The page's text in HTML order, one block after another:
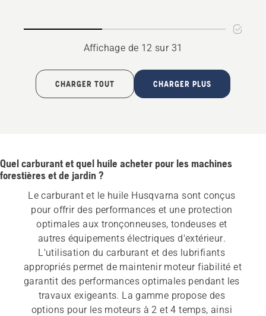
GUARD
BIO
Affichage de 12 sur 31
CHARGER TOUT CHARGER PLUS
Quel carburant et quel huile acheter pour les machines
forestières et de jardin ?
Le carburant et le huile Husqvarna sont conçus
pour offrir des performances et une protection
optimales aux tronçonneuses, tondeuses et
autres équipements électriques d'extérieur.
L'utilisation du carburant et des lubrifiants
appropriés permet de maintenir moteur fiabilité et
garantit des performances optimales pendant les
travaux exigeants. La gamme propose des
options pour les moteurs à 2 et 4 temps, ainsi